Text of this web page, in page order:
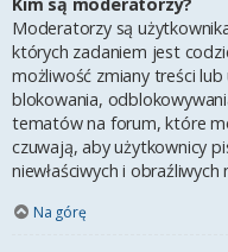
Moderatorzy są
których zadaniem jest
możliwość zmiany treści
blokowania,
tematów na forum, które
czuwają, aby użytkownicy
niewłaściwych i obraźliwych
Na górę